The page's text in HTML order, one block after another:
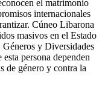
el matrimonio
internacionales
Cúneo Libarona
masivos en el Estado
y Diversidades
persona dependen
de género y contra la